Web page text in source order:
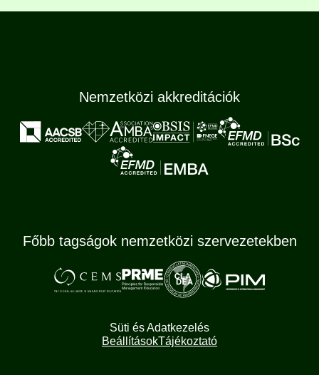
Nemzetközi akkreditációk
Főbb tagságok nemzetközi szervezetekben
Süti és Adatkezelés
BeállításokTájékoztató